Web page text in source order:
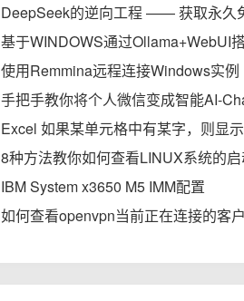
使用Remmina远程连接Windows实例
IBM System x3650 M5 IMM配置